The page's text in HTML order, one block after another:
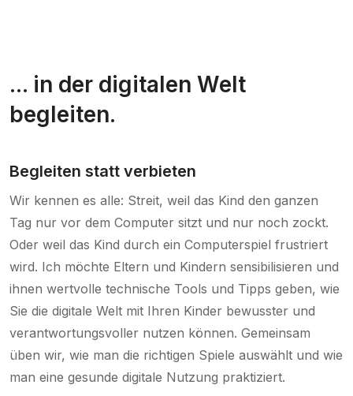
... in der digitalen Welt
begleiten.
Begleiten statt verbieten
Wir kennen es alle: Streit, weil das Kind den ganzen
Tag nur vor dem Computer sitzt und nur noch zockt.
Oder weil das Kind durch ein Computerspiel frustriert
wird. Ich möchte Eltern und Kindern sensibilisieren und
ihnen wertvolle technische Tools und Tipps geben, wie
Sie die digitale Welt mit Ihren Kinder bewusster und
verantwortungsvoller nutzen können. Gemeinsam
üben wir, wie man die richtigen Spiele auswählt und wie
man eine gesunde digitale Nutzung praktiziert.